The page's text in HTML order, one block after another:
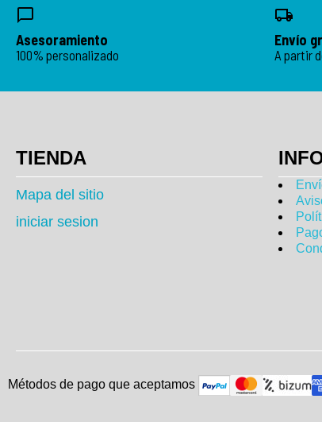
Asesoramiento
100% personalizado
Envío
A partir
TIENDA
Mapa del sitio
iniciar sesion
Métodos de pago que aceptamos